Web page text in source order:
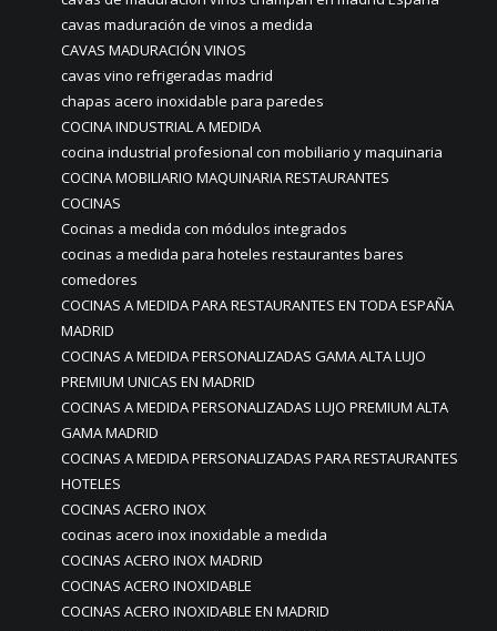
cavas maduración de vinos a medida
CAVAS MADURACIÓN VINOS
cavas vino refrigeradas madrid
chapas acero inoxidable para paredes
COCINA INDUSTRIAL A MEDIDA
cocina industrial profesional con mobiliario y maquinaria
COCINA MOBILIARIO MAQUINARIA RESTAURANTES
COCINAS
Cocinas a medida con módulos integrados
cocinas a medida para hoteles restaurantes bares
comedores
COCINAS A MEDIDA PARA RESTAURANTES EN TODA ESPAÑA
MADRID
COCINAS A MEDIDA PERSONALIZADAS GAMA ALTA LUJO
PREMIUM UNICAS EN MADRID
COCINAS A MEDIDA PERSONALIZADAS LUJO PREMIUM ALTA
GAMA MADRID
COCINAS A MEDIDA PERSONALIZADAS PARA RESTAURANTES
HOTELES
COCINAS ACERO INOX
cocinas acero inox inoxidable a medida
COCINAS ACERO INOX MADRID
COCINAS ACERO INOXIDABLE
COCINAS ACERO INOXIDABLE EN MADRID